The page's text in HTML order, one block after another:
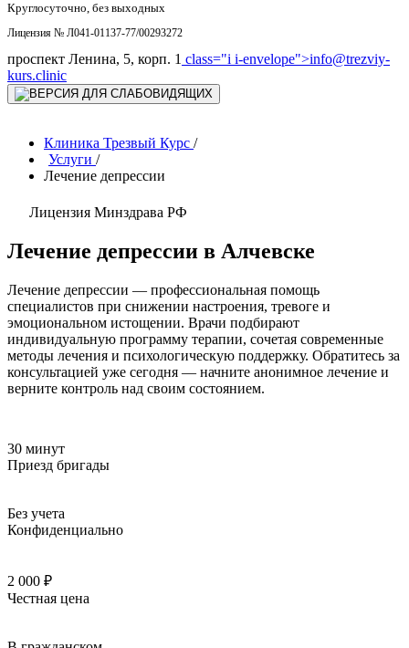
Круглосуточно, без выходных
Лицензия № Л041-01137-77/00293272
проспект Ленина, 5, корп. 1 class="i i-envelope">info@trezviy-
kurs.clinic
Клиника Трезвый Курс /
Услуги /
Лечение депрессии
Лицензия Минздрава РФ
Лечение депрессии в Алчевске
Лечение депрессии — профессиональная помощь
специалистов при снижении настроения, тревоге и
эмоциональном истощении. Врачи подбирают
индивидуальную программу терапии, сочетая современные
методы лечения и психологическую поддержку. Обратитесь за
консультацией уже сегодня — начните анонимное лечение и
верните контроль над своим состоянием.
30 минут
Приезд бригады
Без учета
Конфиденциально
2 000 ₽
Честная цена